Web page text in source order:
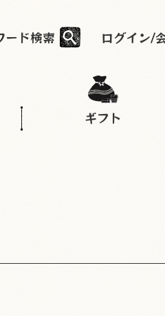
ード検索 ログイン/
ギフト